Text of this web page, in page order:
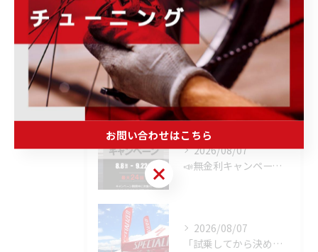
未分類
最近の投稿
Recent
Posts
2026/08/07
📣無金利キャンペーン開催決定‼️
2026/08/07
「試乗してから決める。」 それがPOWER-KIDSの一番大切にしていることです。
お問い合わせはこちら
お問い合わせはこちら